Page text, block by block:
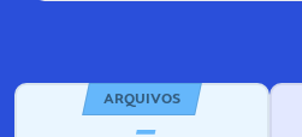
ARQUIVOS